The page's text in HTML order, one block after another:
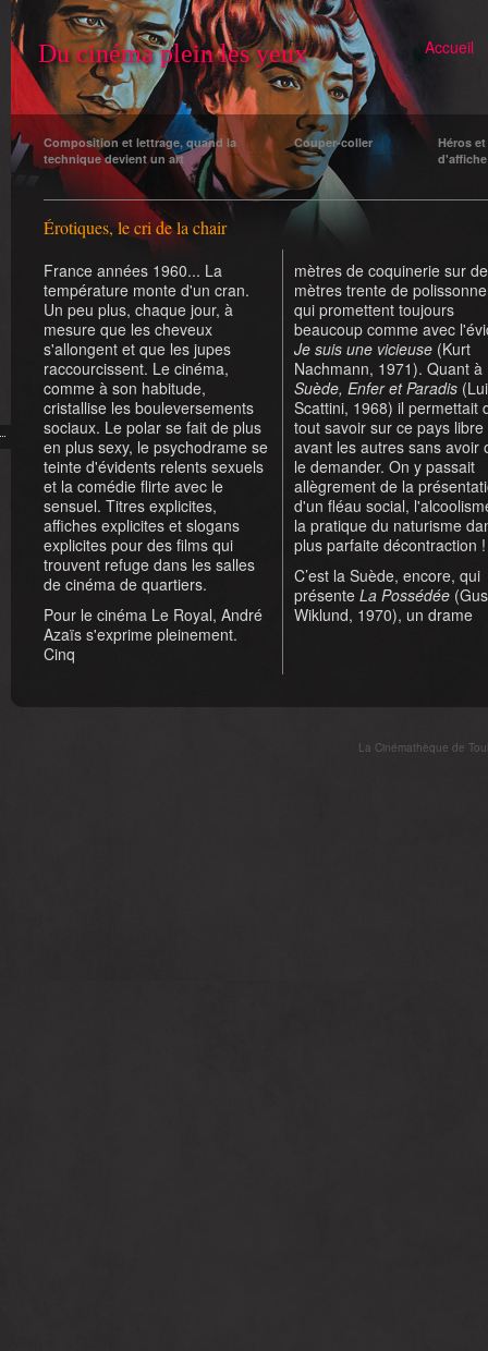
Du cinéma plein les yeux Accueil
Composition et lettrage, quand la
technique devient un art
Couper-coller
Héros
d'affiche
Érotiques, le cri de la chair
France années 1960... La
température monte d'un cran.
Un peu plus, chaque jour, à
mesure que les cheveux
s'allongent et que les jupes
raccourcissent. Le cinéma,
comme à son habitude,
cristallise les bouleversements
sociaux. Le polar se fait de plus
en plus sexy, le psychodrame se
teinte d'évidents relents sexuels
et la comédie flirte avec le
sensuel. Titres explicites,
affiches explicites et slogans
explicites pour des films qui
trouvent refuge dans les salles
de cinéma de quartiers.
Pour le cinéma Le Royal, André
Azaïs s'exprime pleinement.
Cinq
mètres de coquinerie sur
mètres trente de
qui promettent toujours
beaucoup comme avec
Je suis une vicieuse (Kurt
Nachmann, 1971). Quant à
Suède, Enfer et Paradis
Scattini, 1968) il permettait
tout savoir sur ce pays libre
avant les autres sans avoir
le demander. On y passait
allègrement de la
d'un fléau social,
la pratique du naturisme
plus parfaite décontraction !
C’est la Suède, encore, qui
présente La Possédée
Wiklund, 1970), un drame
La Cinémathèque de